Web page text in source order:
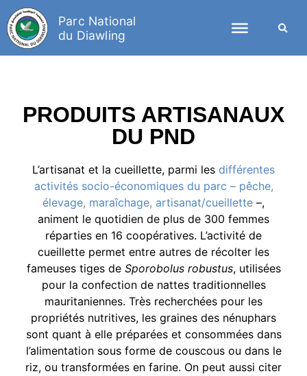
Parc National
du Diawling
PRODUITS ARTISANAUX
DU PND
L’artisanat et la cueillette, parmi les différentes
activités socio-économiques du parc – pêche,
élevage, maraîchage, artisanat/cueillette –,
animent le quotidien de plus de 300 femmes
réparties en 16 coopératives. L’activité de
cueillette permet entre autres de récolter les
fameuses tiges de Sporobolus robustus, utilisées
pour la confection de nattes traditionnelles
mauritaniennes. Très recherchées pour les
propriétés nutritives, les graines des nénuphars
sont quant à elle préparées et consommées dans
l’alimentation sous forme de couscous ou dans le
riz, ou transformées en farine. On peut aussi citer